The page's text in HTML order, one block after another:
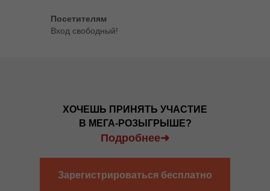
Посетителям
Вход свободный!
ХОЧЕШЬ ПРИНЯТЬ УЧАСТИЕ
В МЕГА-РОЗЫГРЫШЕ?
Подробнее➜
Зарегистрироваться бесплатно